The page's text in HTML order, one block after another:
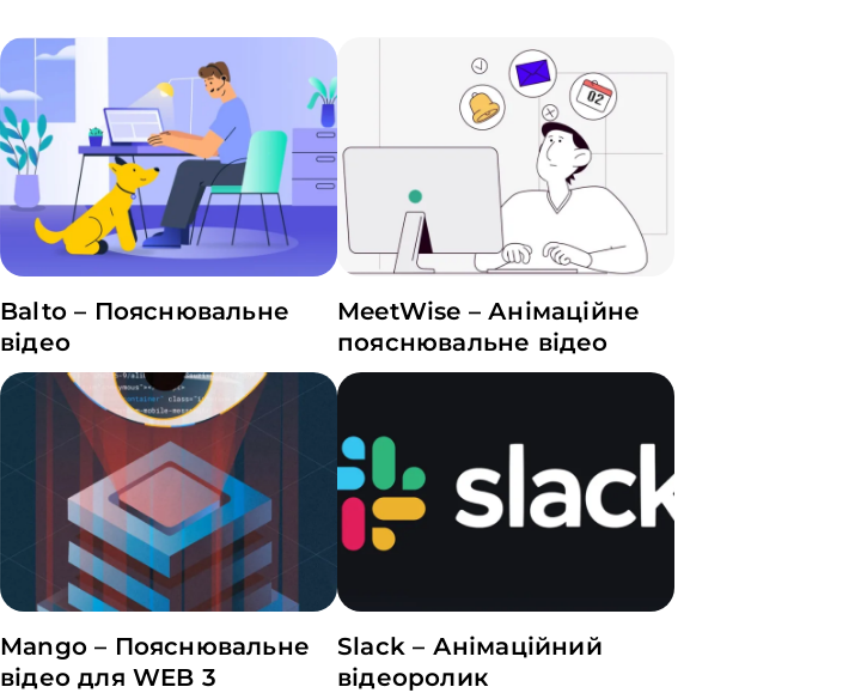
Balto – Пояснювальне
відео
MeetWise – Анімаційне
пояснювальне відео
Mango – Пояснювальне
відео для WEB 3
Slack – Анімаційний
відеоролик